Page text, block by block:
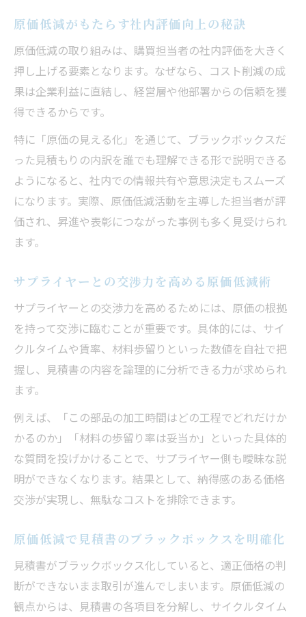
サイクルタイム分析で原価低減を加速させ
る
原価低減とサイクルタイムの相乗効果を解
説
生産効率化による原価低減の実践ポイント
購買担当者の評価が上がる見積書解読法
原価低減で評価される見積書の見抜き方
ブラックボックス化を防ぐ見積書分析術
原価低減の視点で見積書を読み解くコツ
原価低減がもたらす社内評価向上の秘訣
原価低減の取り組みは、購買担当者の社内評価を大きく
押し上げる要素となります。なぜなら、コスト削減の成
果は企業利益に直結し、経営層や他部署からの信頼を獲
得できるからです。
特に「原価の見える化」を通じて、ブラックボックスだ
った見積もりの内訳を誰でも理解できる形で説明できる
ようになると、社内での情報共有や意思決定もスムーズ
になります。実際、原価低減活動を主導した担当者が評
価され、昇進や表彰につながった事例も多く見受けられ
ます。
サプライヤーとの交渉力を高める原価低減術
サプライヤーとの交渉力を高めるためには、原価の根拠
を持って交渉に臨むことが重要です。具体的には、サイ
クルタイムや賃率、材料歩留りといった数値を自社で把
握し、見積書の内容を論理的に分析できる力が求められ
ます。
例えば、「この部品の加工時間はどの工程でどれだけか
かるのか」「材料の歩留り率は妥当か」といった具体的
な質問を投げかけることで、サプライヤー側も曖昧な説
明ができなくなります。結果として、納得感のある価格
交渉が実現し、無駄なコストを排除できます。
原価低減で見積書のブラックボックスを明確化
見積書がブラックボックス化していると、適正価格の判
断ができないまま取引が進んでしまいます。原価低減の
観点からは、見積書の各項目を分解し、サイクルタイム